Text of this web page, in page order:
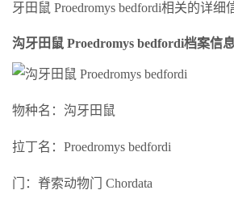
牙田鼠 Proedromys bedfordi相关的详细
沟牙田鼠 Proedromys bedfordi档案信
物种名：沟牙田鼠
拉丁名：Proedromys bedfordi
门：脊索动物门 Chordata